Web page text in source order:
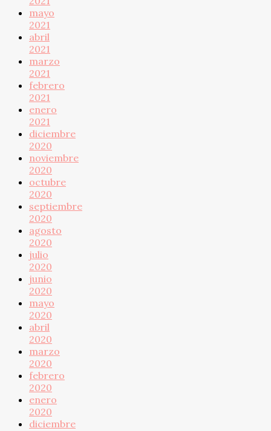
mayo
2021
abril
2021
marzo
2021
febrero
2021
enero
2021
diciembre
2020
noviembre
2020
octubre
2020
septiembre
2020
agosto
2020
julio
2020
junio
2020
mayo
2020
abril
2020
marzo
2020
febrero
2020
enero
2020
diciembre